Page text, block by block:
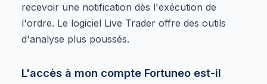
recevoir une notification dès l'exécution de
l'ordre. Le logiciel Live Trader offre des outils
d'analyse plus poussés.
L'accès à mon compte Fortuneo est-il